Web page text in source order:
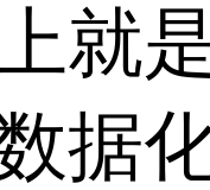
就
据